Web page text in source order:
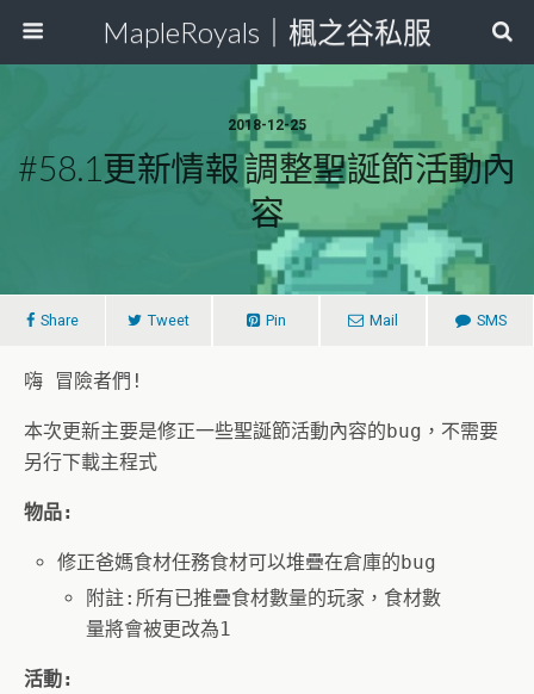
MapleRoyals｜楓之谷私服
2018-12-25
#58.1更新情報 調整聖誕節活動內
容
Share Tweet Pin Mail SMS
嗨 冒險者們!
本次更新主要是修正一些聖誕節活動內容的bug，不需要
另行下載主程式
物品:
修正爸媽食材任務食材可以堆疊在倉庫的bug
附註:所有已推疊食材數量的玩家，食材數
量將會被更改為1
活動: